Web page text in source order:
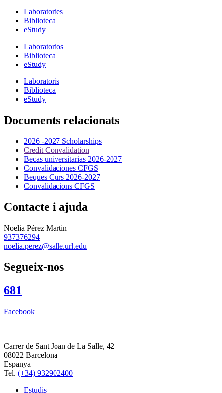
Laboratories
Biblioteca
eStudy
Laboratorios
Biblioteca
eStudy
Laboratoris
Biblioteca
eStudy
Documents relacionats
2026 -2027 Scholarships
Credit Convalidation
Becas universitarias 2026-2027
Convalidaciones CFGS
Beques Curs 2026-2027
Convalidacions CFGS
Contacte i ajuda
Noelia Pérez Martin
937376294
noelia.perez@salle.url.edu
Segueix-nos
681
Facebook
Carrer de Sant Joan de La Salle, 42
08022 Barcelona
Espanya
Tel. (+34) 932902400
Estudis